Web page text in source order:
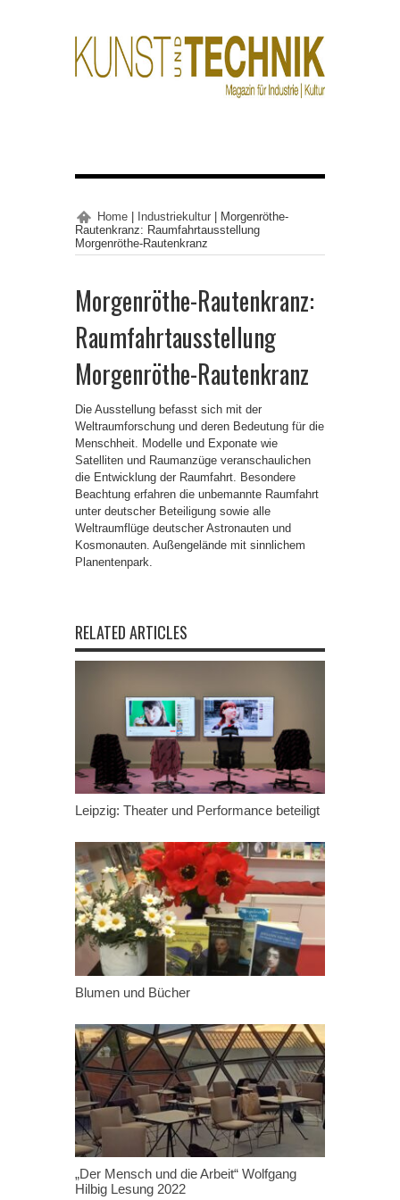
Home Industriekultur
Morgenröthe-
Rautenkranz: Raumfahrtausstellung
Morgenröthe-Rautenkranz
Morgenröthe-Rautenkranz:
Raumfahrtausstellung
Morgenröthe-Rautenkranz
Die Ausstellung befasst sich mit der
Weltraumforschung und deren Bedeutung für die
Menschheit. Modelle und Exponate wie
Satelliten und Raumanzüge veranschaulichen
die Entwicklung der Raumfahrt. Besondere
Beachtung erfahren die unbemannte Raumfahrt
unter deutscher Beteiligung sowie alle
Weltraumflüge deutscher Astronauten und
Kosmonauten. Außengelände mit sinnlichem
Planentenpark.
RELATED ARTICLES
Leipzig: Theater und Performance beteiligt
Blumen und Bücher
„Der Mensch und die Arbeit“ Wolfgang
Hilbig Lesung 2022